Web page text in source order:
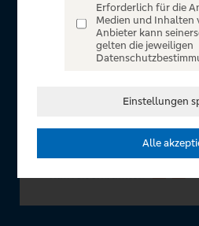
unserem einzigartigen Portal
atemberaubende Konzerte,
Fußball-Bundesliga sowie die
In Zusammenarbeit mit
Erforderlich für die
Medien und
Anbieter kann
gelten die jeweiligen
Einstellungen
Alle